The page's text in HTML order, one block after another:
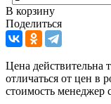
В корзину
Поделиться
Цена действительна
отличаться от цен в
стоимость менеджер